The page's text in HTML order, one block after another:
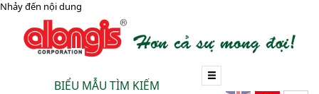
Nhảy đến nội dung
BIỂU MẪU TÌM KIẾM